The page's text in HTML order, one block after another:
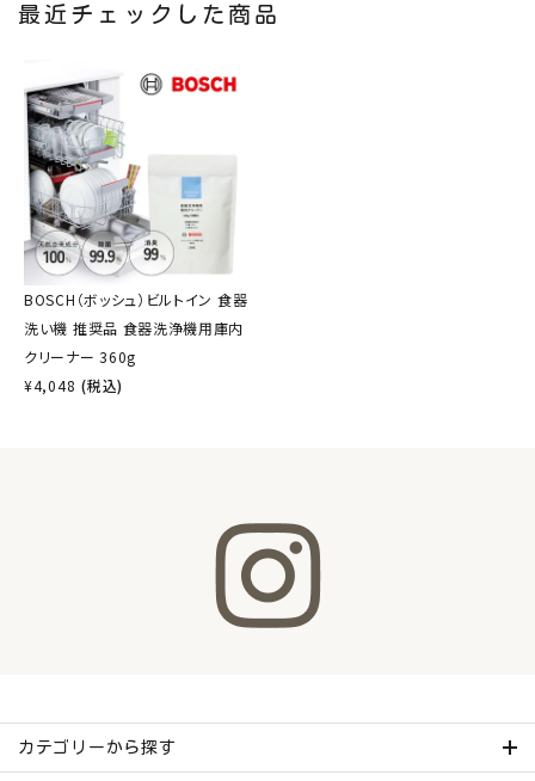
最近チェックした商品
BOSCH（ボッシュ）ビルトイン 食器
洗い機 推奨品 食器洗浄機用庫内
クリーナー 360g
¥4,048 (税込)
カテゴリーから探す